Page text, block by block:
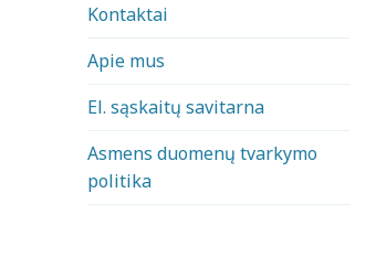
Kontaktai
Apie mus
El. sąskaitų savitarna
Asmens duomenų tvarkymo
politika